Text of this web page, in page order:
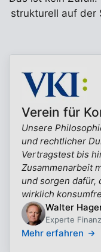
strukturell auf der
Verein für
Unsere
und rechtlicher
Vertragstest bis
Zusammenarbeit
und sorgen dafür,
wirklich
Walter
Experte
Mehr erfahren